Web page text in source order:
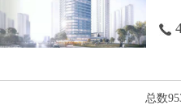
总数